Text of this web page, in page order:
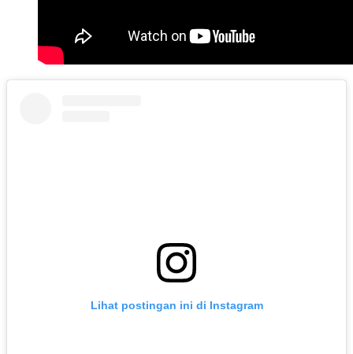
Lihat postingan ini di Instagram